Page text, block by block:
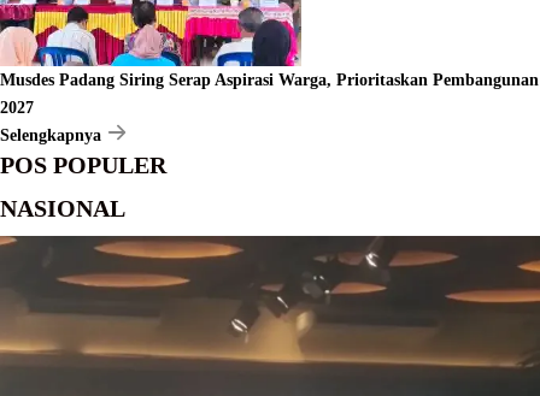
Musdes Padang Siring Serap Aspirasi Warga, Prioritaskan Pembangunan
2027
Selengkapnya
POS POPULER
NASIONAL